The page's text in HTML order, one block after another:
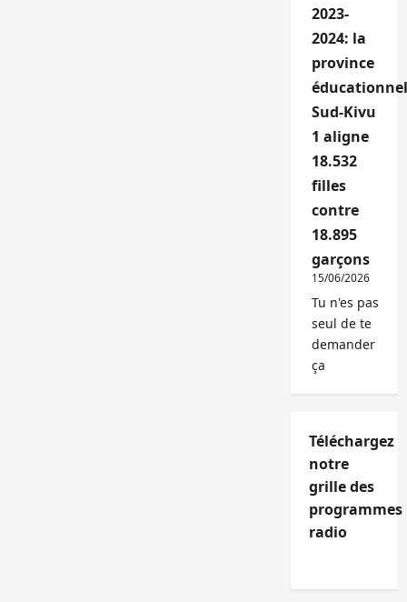
2023-
2024: la
province
Sud-Kivu
1 aligne
18.532
filles
contre
18.895
garçons
15/06/2026
Tu n'es pas
seul de te
demander
ça
Téléchargez
notre
grille des
programmes
radio